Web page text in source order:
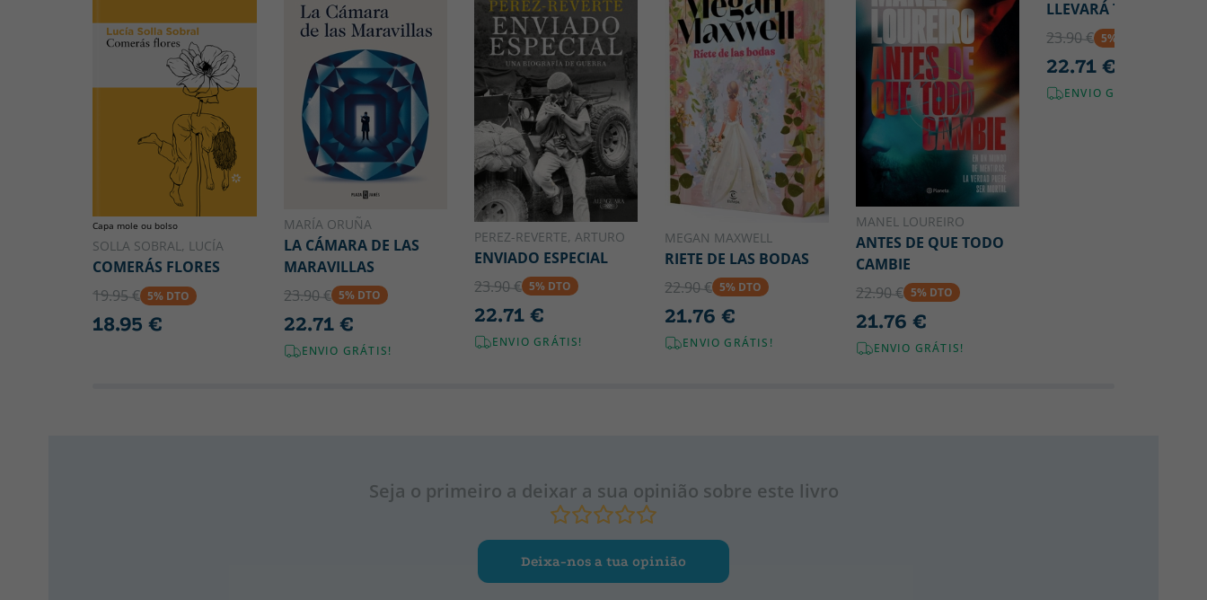
Capa mole ou bolso
SOLLA SOBRAL, LUCÍA
COMERÁS FLORES
19.95 € 5% DTO
18.95 €
MARÍA ORUÑA
LA CÁMARA DE LAS
MARAVILLAS
23.90 € 5% DTO
22.71 €
ENVIO GRÁTIS!
PEREZ-REVERTE, ARTURO
ENVIADO ESPECIAL
23.90 € 5% DTO
22.71 €
ENVIO GRÁTIS!
MEGAN MAXWELL
RIETE DE LAS BODAS
22.90 € 5% DTO
21.76 €
ENVIO GRÁTIS!
MANEL LOUREIRO
ANTES DE QUE TODO
CAMBIE
22.90 € 5% DTO
21.76 €
ENVIO GRÁTIS!
LLEVARÁ TU NOMBRE
23.90 € 5% DTO
22.71 €
ENVIO GRÁTIS!
Seja o primeiro a deixar a sua opinião sobre este livro
Deixa-nos a tua opinião